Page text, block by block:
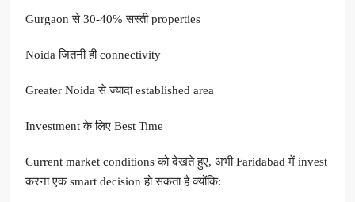
Gurgaon से 30-40% सस्ती properties
Noida जितनी ही connectivity
Greater Noida से ज्यादा established area
Investment के लिए Best Time
Current market conditions को देखते हुए, अभी Faridabad में invest
करना एक smart decision हो सकता है क्योंकि: